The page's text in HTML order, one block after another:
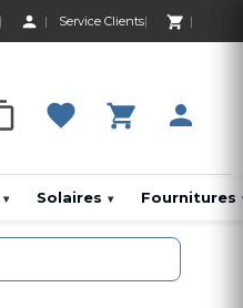
Service Clients
0 Produit 0,00
0 Produit 0,00 DH
▾ Solaires ▾ Fournitures